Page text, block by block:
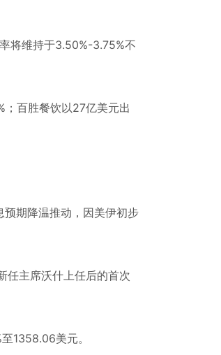
将维持于3.50%-3.75%不
百胜餐饮以27亿美元出
期降温推动，因美伊初步
任主席沃什上任后的首次
1358.06美元。